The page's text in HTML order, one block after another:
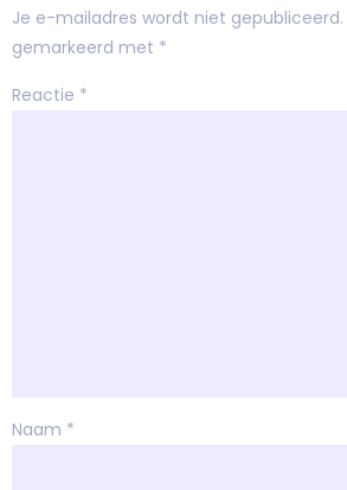
Je e-mailadres wordt niet gepubliceerd.
gemarkeerd met *
Reactie *
Naam *